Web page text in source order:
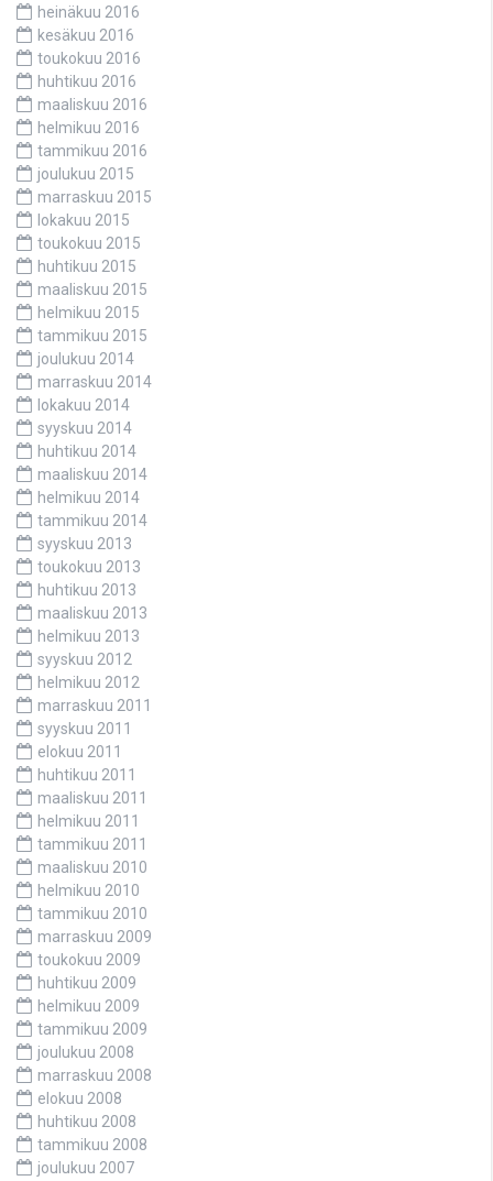
heinäkuu 2016
kesäkuu 2016
toukokuu 2016
huhtikuu 2016
maaliskuu 2016
helmikuu 2016
tammikuu 2016
joulukuu 2015
marraskuu 2015
lokakuu 2015
toukokuu 2015
huhtikuu 2015
maaliskuu 2015
helmikuu 2015
tammikuu 2015
joulukuu 2014
marraskuu 2014
lokakuu 2014
syyskuu 2014
huhtikuu 2014
maaliskuu 2014
helmikuu 2014
tammikuu 2014
syyskuu 2013
toukokuu 2013
huhtikuu 2013
maaliskuu 2013
helmikuu 2013
syyskuu 2012
helmikuu 2012
marraskuu 2011
syyskuu 2011
elokuu 2011
huhtikuu 2011
maaliskuu 2011
helmikuu 2011
tammikuu 2011
maaliskuu 2010
helmikuu 2010
tammikuu 2010
marraskuu 2009
toukokuu 2009
huhtikuu 2009
helmikuu 2009
tammikuu 2009
joulukuu 2008
marraskuu 2008
elokuu 2008
huhtikuu 2008
tammikuu 2008
joulukuu 2007